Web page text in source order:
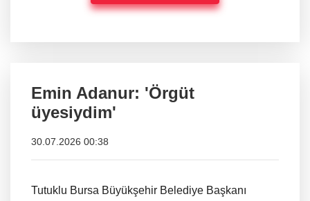
Emin Adanur: 'Örgüt
üyesiydim'
30.07.2026 00:38
Tutuklu Bursa Büyükşehir Belediye Başkanı